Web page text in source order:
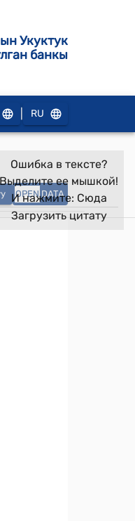
Укуктук
банкы
RU
OPEN DATA
Ошибка в тексте?
Выделите ее мышкой!
И нажмите: Сюда
Загрузить цитату